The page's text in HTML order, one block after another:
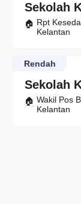
Sekolah
Rpt
Kelantan
Sekolah
Rendah
Wakil Pos
Kelantan